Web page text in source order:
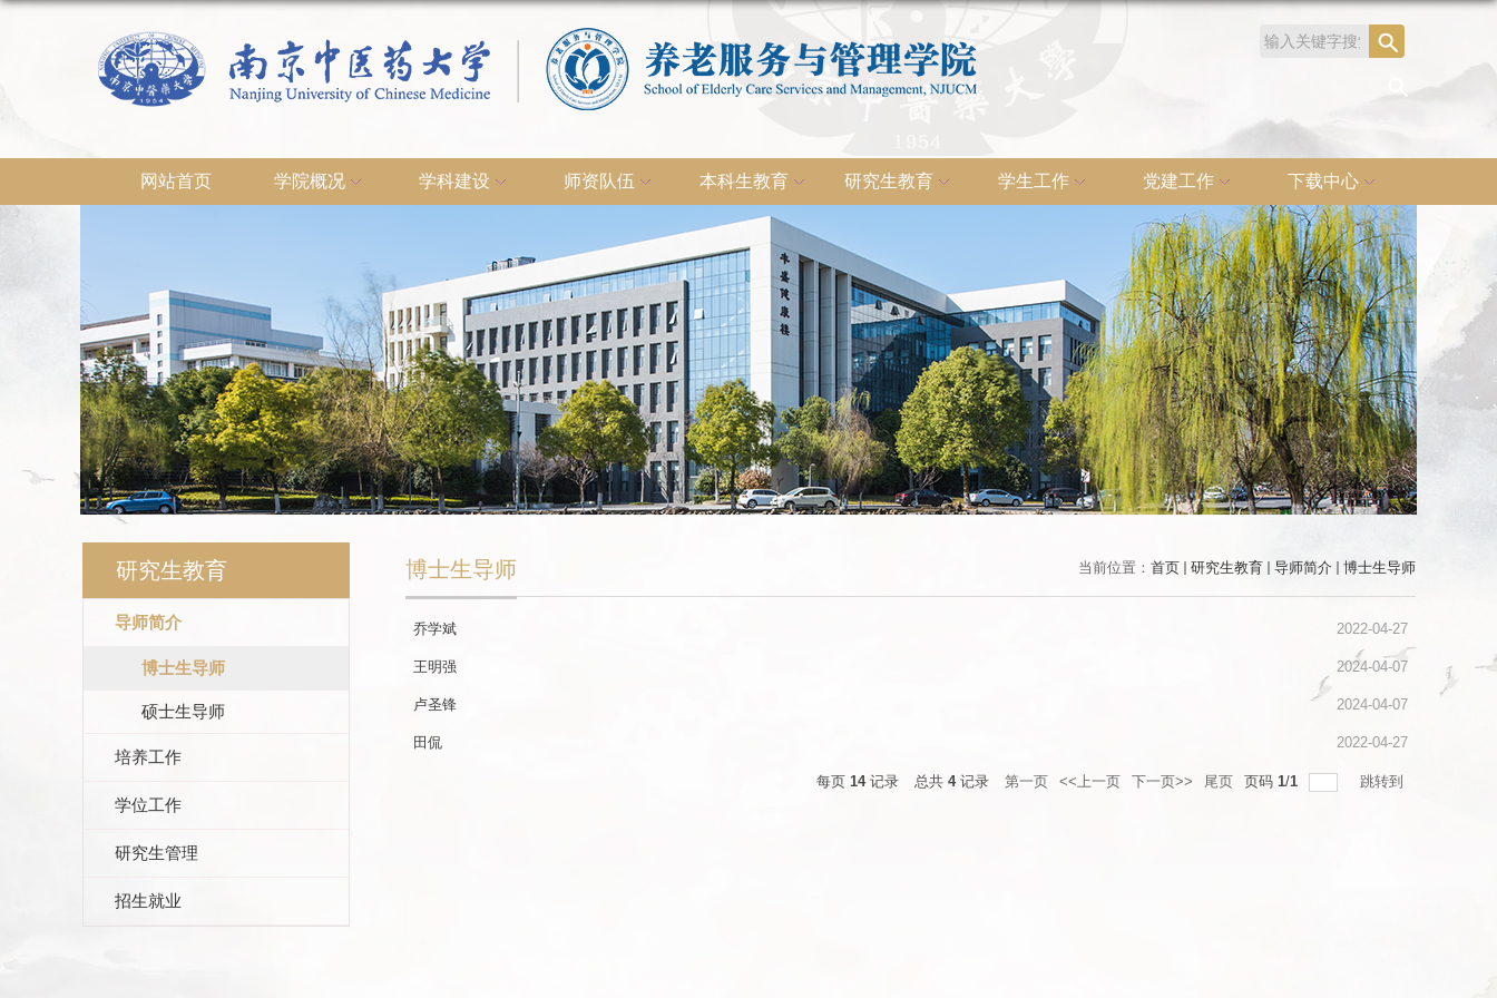
网站首页 学院概况 学科建设 师资队伍 本科生教育 研究生教育 学生工作 党建工作 下载中心
研究生教育
导师简介
博士生导师
硕士生导师
培养工作
学位工作
研究生管理
招生就业
当前位置： 首页 研究生教育 导师简介 博士生导师
博士生导师
乔学斌 2022-04-27
王明强 2024-04-07
卢圣锋 2024-04-07
田侃 2022-04-27
每页 14记录 总共 4记录 第一页 <<上一页 下一页>> 尾页 页码 1/1 跳转到